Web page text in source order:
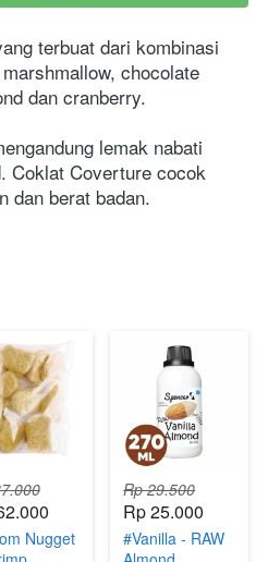
terbuat dari kombinasi
chocolate
dan cranberry.
lemak nabati
Coklat Coverture cocok
dan berat badan.
Nugget
Rp 29.500
Rp 25.000
#Vanilla - RAW